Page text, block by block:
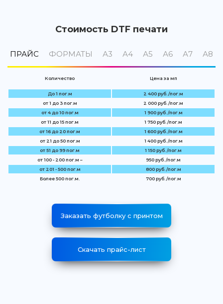
Стоимость DTF печати
ПРАЙС ФОРМАТЫ А3 А4 А5 А6 А7 А8
Количество Цена за мп
До 1 пог.м
2 400 руб. /пог.м
от 1 до 3 пог.м
2 000 руб. /пог.м
от 4 до 10 пог.м
1 900 руб. /пог.м
от 11 до 15 пог.м
1 750 руб. /пог.м
от 16 до 20 пог.м
1 600 руб. /пог.м
от 21 до 50 пог.м
1 400 руб. /пог.м
от 51 до 99 пог.м
1 150 руб. /пог.м
от 100 - 200 пог.м –
950 руб. /пог.м
от 201 - 500 пог.м
800 руб. /пог.м
Более 500 пог.м.
700 руб. /пог.м
Заказать футболку с принтом
Скачать прайс-лист